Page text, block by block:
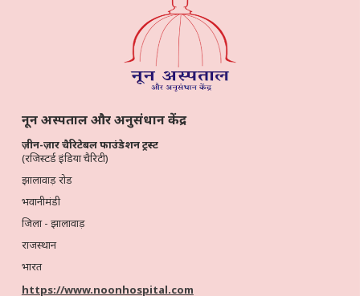
नून अस्पताल और अनुसंधान केंद्र
ज़ीन-ज़ार चैरिटेबल फाउंडेशन ट्रस्ट
(रजिस्टर्ड इंडिया चैरिटी)
झालावाड़ रोड
भवानीमंडी
जिला - झालावाड़
राजस्थान
भारत
https://www.noonhospital.com